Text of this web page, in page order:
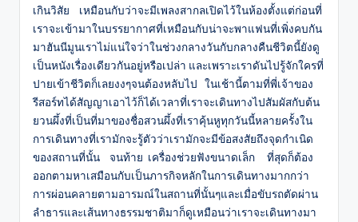
เกินวิสัย เหมือนกับว่าจะมีเพลงสากลเปิดไว้ในห้องตั้งแต่ก่อนที่
เราจะเข้ามาในบรรยากาศที่เหมือนกับน่าจะพาแฟนที่เพิ่งคบกัน
มาฮันนีมูนเราไม่แน่ใจว่าในช่วงกลางวันกับกลางคืนชีวิตนี้ยังดู
เป็นหนังเรื่องเดียวกันอยู่หรือเปล่า และเพราะเราดันไปรู้จักใครที่
ปายเข้าชีวิตก็เลยงงๆจนต้องหลับไป ในเช้านี้ตามที่พี่เจ้าของ
รีสอร์ทได้สัญญาเอาไว้ก็ได้เวลาที่เราจะเดินทางไปสัมผัสกับต้น
ยวนผึ้งที่เป็นที่มาของชื่อสวนผึ้งที่เราคุ้นหูทุกวันนี้หลายครั้งใน
การเดินทางที่เรามักจะรู้ตัวว่าเรามักจะมีข้อสงสัยถึงจุดกำเนิด
ของสถานที่นั้น จนท้าย เครื่องช่วยฟังขนาดเล็ก ที่สุดก็ต้อง
ออกตามหาเสมือนกับเป็นภารกิจหลักในการเดินทางมากกว่า
การผ่อนคลายตามอารมณ์ในสถานที่นั้นๆและเมื่อขับรถตัดผ่าน
ลำธารและเส้นทางธรรมชาติมาก็ดูเหมือนว่าเราจะเดินทางมา